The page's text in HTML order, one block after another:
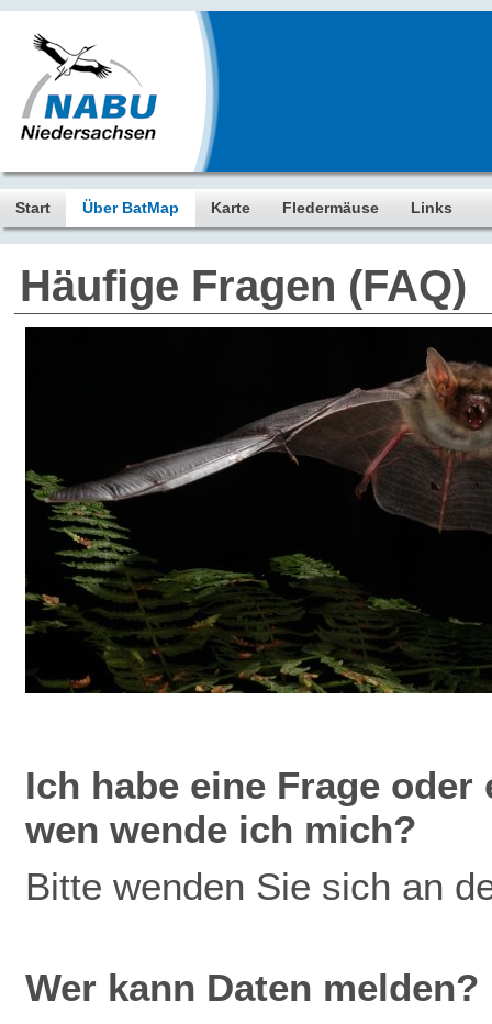
Start Über BatMap Karte Fledermäuse Links
Häufige Fragen (FAQ)
Ich habe eine Frage
wen wende ich mich?
Bitte wenden Sie sich an
Wer kann Daten melden?